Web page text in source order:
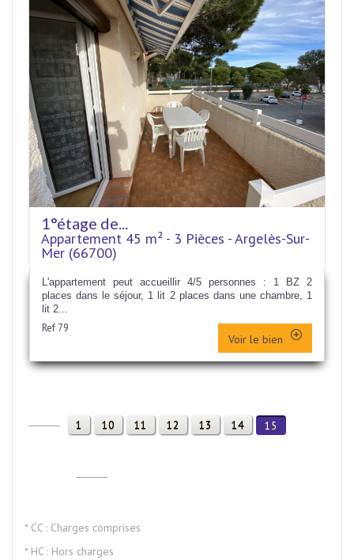
1°étage de...
Appartement 45 m² - 3 Pièces - Argelès-Sur-
Mer (66700)
L'appartement peut accueillir 4/5 personnes : 1 BZ 2
places dans le séjour, 1 lit 2 places dans une chambre, 1
lit 2...
Ref 79
Voir le bien
1 10 11 12 13 14 15
* CC : Charges comprises
* HC : Hors charges